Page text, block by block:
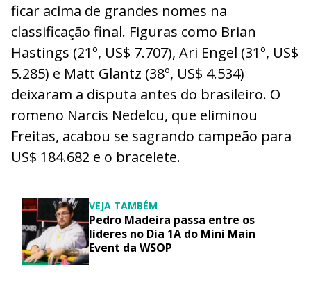
ficar acima de grandes nomes na
classificação final. Figuras como Brian
Hastings (21º, US$ 7.707), Ari Engel (31º, US$
5.285) e Matt Glantz (38º, US$ 4.534)
deixaram a disputa antes do brasileiro. O
romeno Narcis Nedelcu, que eliminou
Freitas, acabou se sagrando campeão para
US$ 184.682 e o bracelete.
VEJA TAMBÉM
Pedro Madeira passa entre os
líderes no Dia 1A do Mini Main
Event da WSOP